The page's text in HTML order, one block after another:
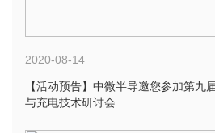
2020-08-14
【活动预告】中微半导邀您参加第九
与充电技术研讨会